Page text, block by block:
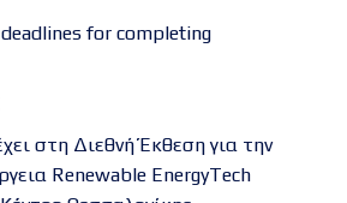
for completing
στη Διεθνή Έκθεση για την
Renewable EnergyTech